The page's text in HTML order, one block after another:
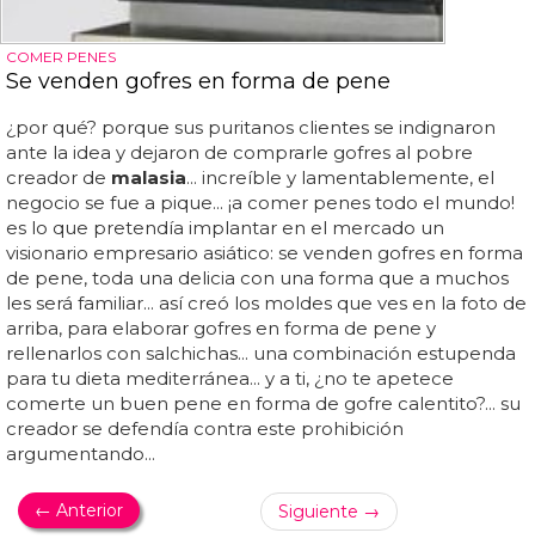
COMER PENES
Se venden gofres en forma de pene
¿por qué? porque sus puritanos clientes se indignaron
ante la idea y dejaron de comprarle gofres al pobre
creador de malasia... increíble y lamentablemente, el
negocio se fue a pique... ¡a comer penes todo el mundo!
es lo que pretendía implantar en el mercado un
visionario empresario asiático: se venden gofres en forma
de pene, toda una delicia con una forma que a muchos
les será familiar... así creó los moldes que ves en la foto de
arriba, para elaborar gofres en forma de pene y
rellenarlos con salchichas... una combinación estupenda
para tu dieta mediterránea... y a ti, ¿no te apetece
comerte un buen pene en forma de gofre calentito?... su
creador se defendía contra este prohibición
argumentando...
← Anterior Siguiente →